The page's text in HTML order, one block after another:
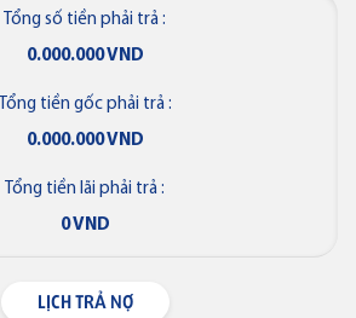
Tổng số tiền phải trả :
0.000.000 VND
Tổng tiền gốc phải trả :
0.000.000 VND
Tổng tiền lãi phải trả :
0 VND
LỊCH TRẢ NỢ
Thẻ tín dụng BVBank JCB Link
Thẻ tín dụng
Thẻ tín dụng BVBank JCB Ms.